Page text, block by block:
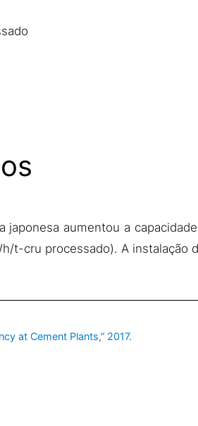
japonesa aumentou a
t-cru processado). A instalação
at Cement Plants,” 2017.